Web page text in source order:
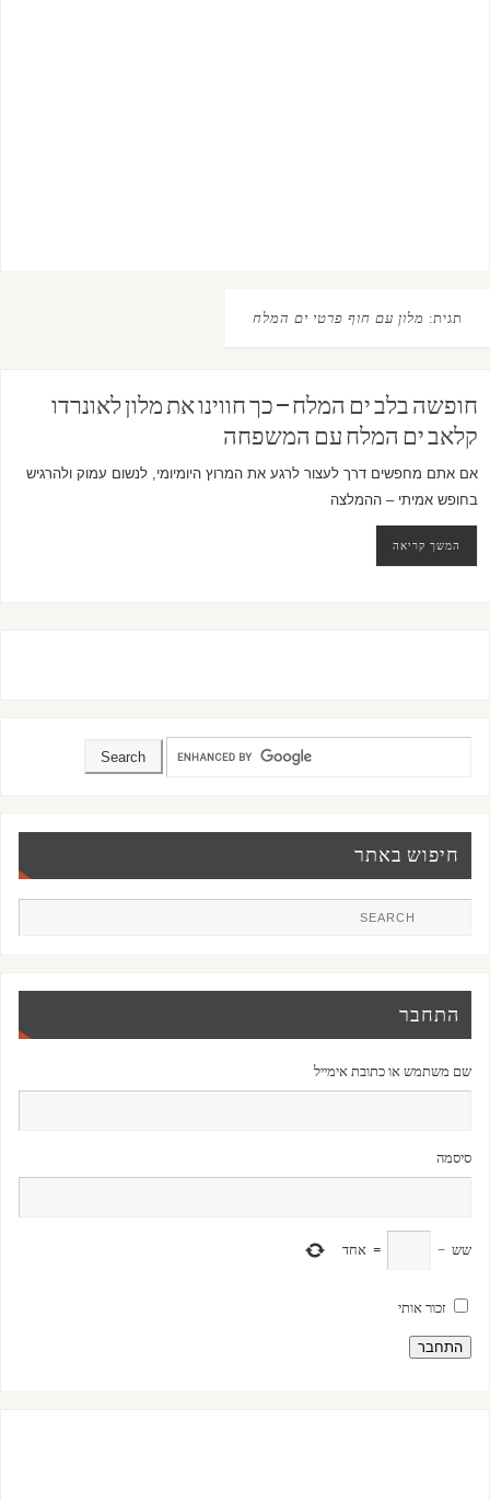
תגית: מלון עם חוף פרטי ים המלח
חופשה בלב ים המלח – כך חווינו את מלון לאונרדו
קלאב ים המלח עם המשפחה
אם אתם מחפשים דרך לעצור לרגע את המרוץ היומיומי, לנשום עמוק ולהרגיש
בחופש אמיתי – ההמלצה
המשך קריאה
חיפוש באתר
התחבר
שם משתמש או כתובת אימייל
סיסמה
שש −
= אחד
זכור אותי
התחבר